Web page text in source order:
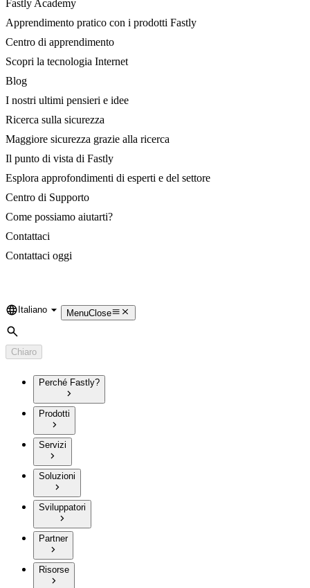
Fastly Academy
Apprendimento pratico con i prodotti Fastly
Centro di apprendimento
Scopri la tecnologia Internet
Blog
I nostri ultimi pensieri e idee
Ricerca sulla sicurezza
Maggiore sicurezza grazie alla ricerca
Il punto di vista di Fastly
Esplora approfondimenti di esperti e del settore
Centro di Supporto
Come possiamo aiutarti?
Contattaci
Contattaci oggi
Language
Italiano MenuClose
Cerca
Chiaro
Perché Fastly?
Prodotti
Servizi
Soluzioni
Sviluppatori
Partner
Risorse